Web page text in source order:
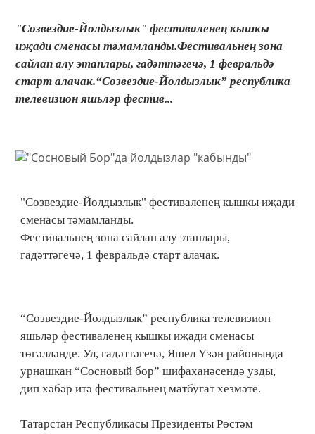
"Созвездие-Йолдызлык" фестиваленең кышкы
иҗади сменасы тәмамланды.Фестивальнең зона
сайлап алу этаплары, гадәттәгечә, 1 февральдә
старт алачак.“Созвездие-Йолдызлык” республика
телевизион яшьләр фестив...
"Созвездие-Йолдызлык" фестиваленең кышкы иҗади
сменасы тәмамланды.
Фестивальнең зона сайлап алу этаплары,
гадәттәгечә, 1 февральдә старт алачак.
“Созвездие-Йолдызлык” республика телевизион
яшьләр фестиваленең кышкы иҗади сменасы
төгәлләнде. Ул, гадәттәгечә, Яшел Үзән районында
урнашкан “Сосновый бор” шифаханәсендә узды,
дип хәбәр итә фестивальнең матбугат хезмәте.
Татарстан Республикасы Президенты Рөстәм